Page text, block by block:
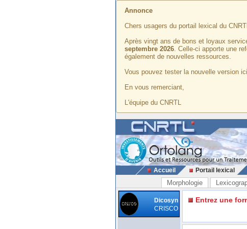
Annonce
Chers usagers du portail lexical du
Après vingt ans de bons et loyaux
septembre 2026. Celle-ci apporte une
également de nouvelles ressources.
Vous pouvez tester la nouvelle version
En vous remerciant,
L'équipe du CNRTL
Accueil Portail lexical
Morphologie
Dicosyn
CRISCO
Entrez une